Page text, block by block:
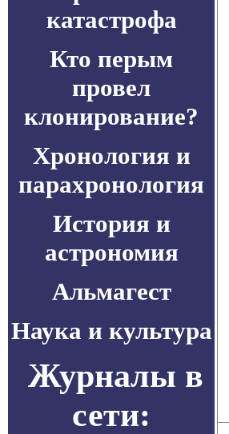
катастрофа
Кто перым
провел
клонирование?
Хронология и
парахронология
История и
астрономия
Альмагест
Наука и культура
Журналы в
сети: